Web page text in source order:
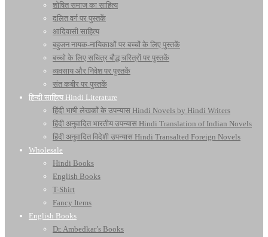
शोषित समाज का साहित्य
दलित वर्ग पर पुस्तकें
आदिवासी साहित्य
बहुजन नायक-नायिकाओं पर बच्चों के लिए पुस्तकें
बच्चो के लिए सचित्र बौद्ध चरित्रों पर पुस्तकें
व्यवसाय और निवेश पर पुस्तकें
संत कबीर पर पुस्तकें
हिन्दी साहित्य Hindi Literature
हिंदी भाषी लेखकों के उपन्यास Hindi Novels by Hindi Writers
हिंदी अनुवादित भारतीय उपन्यास Hindi Translation of Indian Novels
हिंदी अनुवादित विदेशी उपन्यास Hindi Transalted Foreign Novels
Wholesale
Hindi Books
English Books
T-Shirt
Fancy Items
English Books
Dr. Ambedkar’s Books